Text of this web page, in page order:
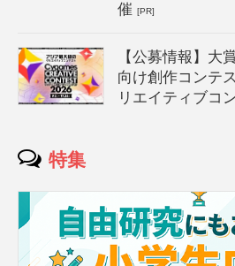
催[PR]
【公募情報】大
向け創作コンテ
リエイティブコ
特集